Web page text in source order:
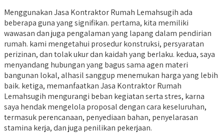
Menggunakan Jasa Kontraktor Rumah Lemahsugih ada
beberapa guna yang signifikan. pertama, kita memiliki
wawasan dan juga pengalaman yang lapang dalam pendirian
rumah. kami mengetahui prosedur konstruksi, persyaratan
perizinan, dan tolak ukur dan kaidah yang berlaku. kedua, saya
menyandang hubungan yang bagus sama agen materi
bangunan lokal, alhasil sanggup menemukan harga yang lebih
baik. ketiga, memanfaatkan Jasa Kontraktor Rumah
Lemahsugih mengurangi beban kegiatan serta stres, karna
saya hendak mengelola proposal dengan cara keseluruhan,
termasuk perencanaan, penyediaan bahan, penyelarasan
stamina kerja, dan juga penilikan pekerjaan.